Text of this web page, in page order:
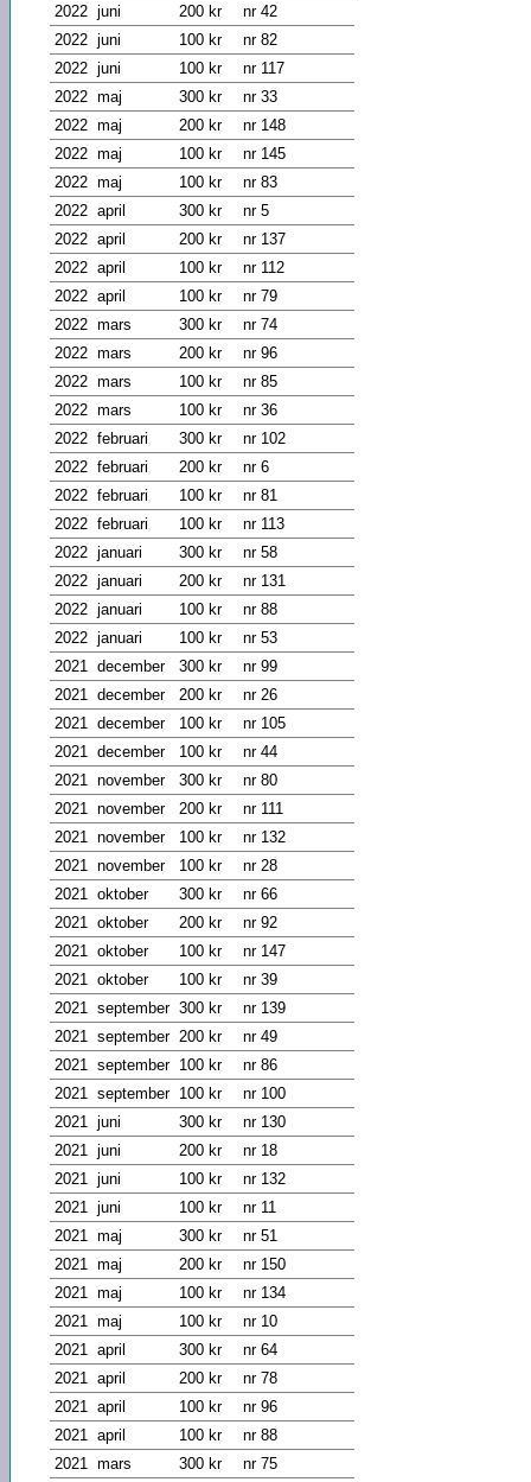
2022 juni 200 kr
nr 42
2022 juni 100 kr
nr 82
2022 juni 100 kr
nr 117
2022 maj 300 kr
nr 33
2022 maj 200 kr
nr 148
2022 maj 100 kr
nr 145
2022 maj 100 kr
nr 83
2022 april 300 kr
nr 5
2022 april 200 kr
nr 137
2022 april 100 kr
nr 112
2022 april 100 kr
nr 79
2022 mars 300 kr
nr 74
2022 mars 200 kr
nr 96
2022 mars 100 kr
nr 85
2022 mars 100 kr
nr 36
2022 februari 300 kr
nr 102
2022 februari 200 kr
nr 6
2022 februari 100 kr
nr 81
2022 februari 100 kr
nr 113
2022 januari 300 kr
nr 58
2022 januari 200 kr
nr 131
2022 januari 100 kr
nr 88
2022 januari 100 kr
nr 53
2021
december 300 kr
nr 99
2021
december 200 kr
nr 26
2021
december 100 kr
nr 105
2021
december 100 kr
nr 44
2021
november 300 kr
nr 80
2021
november 200 kr
nr 111
2021
november 100 kr
nr 132
2021
november 100 kr
nr 28
2021
oktober 300 kr
nr 66
2021
oktober 200 kr
nr 92
2021
oktober 100 kr
nr 147
2021
oktober 100 kr
nr 39
2021
september 300 kr
nr 139
2021
september 200 kr
nr 49
2021
september 100 kr
nr 86
2021
september 100 kr
nr 100
2021
juni 300 kr
nr 130
2021
juni 200 kr
nr 18
2021
juni 100 kr
nr 132
2021
juni 100 kr
nr 11
2021
maj 300 kr
nr 51
2021
maj 200 kr
nr 150
2021
maj 100 kr
nr 134
2021
maj 100 kr
nr 10
2021
april 300 kr
nr 64
2021
april 200 kr
nr 78
2021
april 100 kr
nr 96
2021
april 100 kr
nr 88
2021
mars 300 kr nr 75